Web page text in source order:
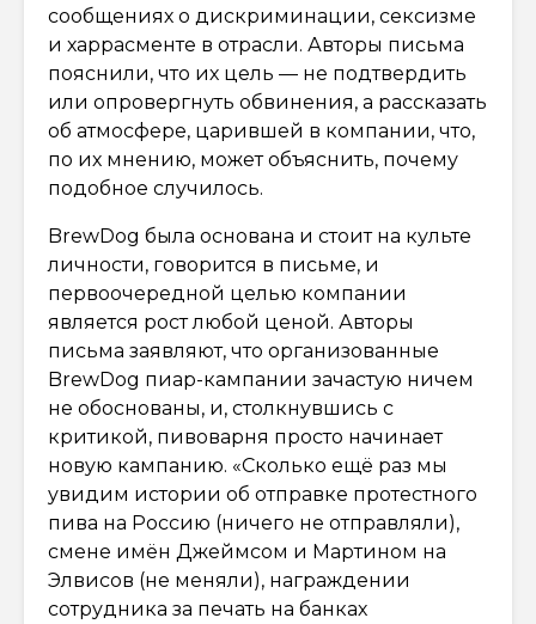
сообщениях о дискриминации, сексизме
и харрасменте в отрасли. Авторы письма
пояснили, что их цель — не подтвердить
или опровергнуть обвинения, а рассказать
об атмосфере, царившей в компании, что,
по их мнению, может объяснить, почему
подобное случилось.
BrewDog была основана и стоит на культе
личности, говорится в письме, и
первоочередной целью компании
является рост любой ценой. Авторы
письма заявляют, что организованные
BrewDog пиар-кампании зачастую ничем
не обоснованы, и, столкнувшись с
критикой, пивоварня просто начинает
новую кампанию. «Сколько ещё раз мы
увидим истории об отправке протестного
пива на Россию (ничего не отправляли),
смене имён Джеймсом и Мартином на
Элвисов (не меняли), награждении
сотрудника за печать на банках